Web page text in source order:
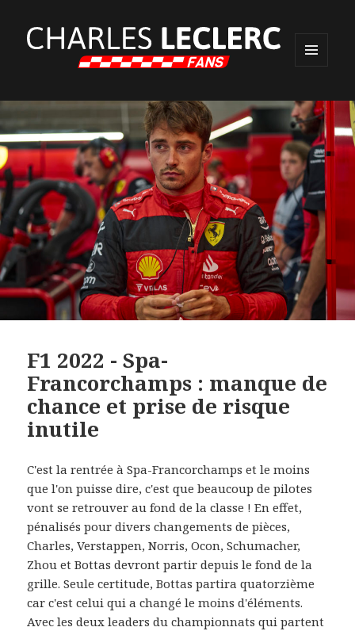
WIDGETS
F1 2022 - Spa-
Francorchamps : manque de
chance et prise de risque
inutile
C'est la rentrée à Spa-Francorchamps et le moins
que l'on puisse dire, c'est que beaucoup de pilotes
vont se retrouver au fond de la classe ! En effet,
pénalisés pour divers changements de pièces,
Charles, Verstappen, Norris, Ocon, Schumacher,
Zhou et Bottas devront partir depuis le fond de la
grille. Seule certitude, Bottas partira quatorzième
car c'est celui qui a changé le moins d'éléments.
Avec les deux leaders du championnats qui partent